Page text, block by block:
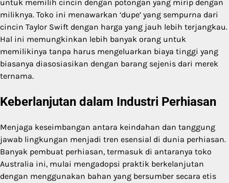
untuk memilih cincin dengan potongan yang mirip dengan
miliknya. Toko ini menawarkan ‘dupe’ yang sempurna dari
cincin Taylor Swift dengan harga yang jauh lebih terjangkau.
Hal ini memungkinkan lebih banyak orang untuk
memilikinya tanpa harus mengeluarkan biaya tinggi yang
biasanya diasosiasikan dengan barang sejenis dari merek
ternama.
Keberlanjutan dalam Industri Perhiasan
Menjaga keseimbangan antara keindahan dan tanggung
jawab lingkungan menjadi tren esensial di dunia perhiasan.
Banyak pembuat perhiasan, termasuk di antaranya toko
Australia ini, mulai mengadopsi praktik berkelanjutan
dengan menggunakan bahan yang bersumber secara etis